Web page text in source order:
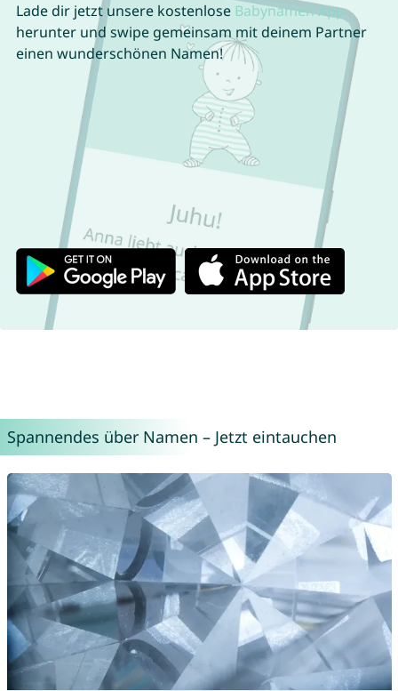
Lade dir jetzt unsere kostenlose Babynamen App
herunter und swipe gemeinsam mit deinem Partner
einen wunderschönen Namen!
Spannendes über Namen – Jetzt eintauchen